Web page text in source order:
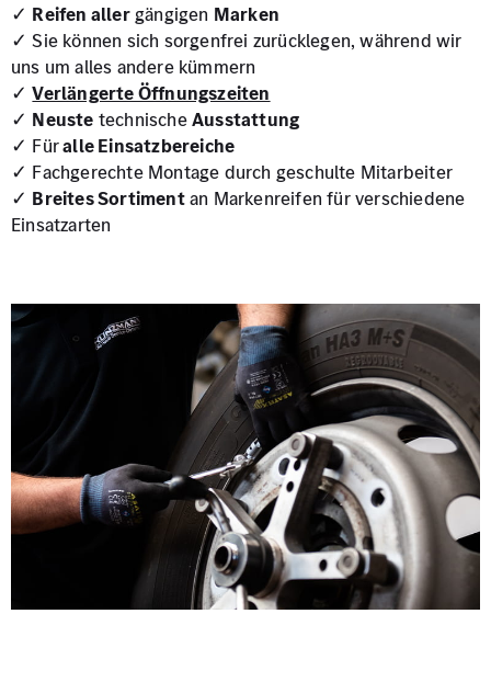
✓ Reifen allergängigen Marken
✓ Sie können sich sorgenfrei zurücklegen, während wir
uns um alles andere kümmern
✓Verlängerte Öffnungszeiten
✓ Neuste technischeAusstattung
✓ Füralle Einsatzbereiche
✓ Fachgerechte Montage durch geschulte Mitarbeiter
✓ Breites Sortimentan Markenreifen für verschiedene
Einsatzarten